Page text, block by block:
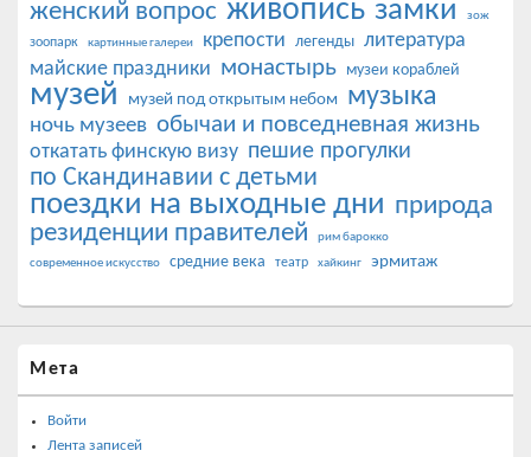
женский вопрос живопись замки зож
зоопарк картинные галереи крепости легенды литература
майские праздники монастырь музеи кораблей
музей музей под открытым небом музыка
ночь музеев обычаи и повседневная жизнь
откатать финскую визу пешие прогулки
по Скандинавии с детьми
поездки на выходные дни природа
резиденции правителей
рим барокко
современное искусство
средние века театр хайкинг эрмитаж
Мета
Войти
Лента записей